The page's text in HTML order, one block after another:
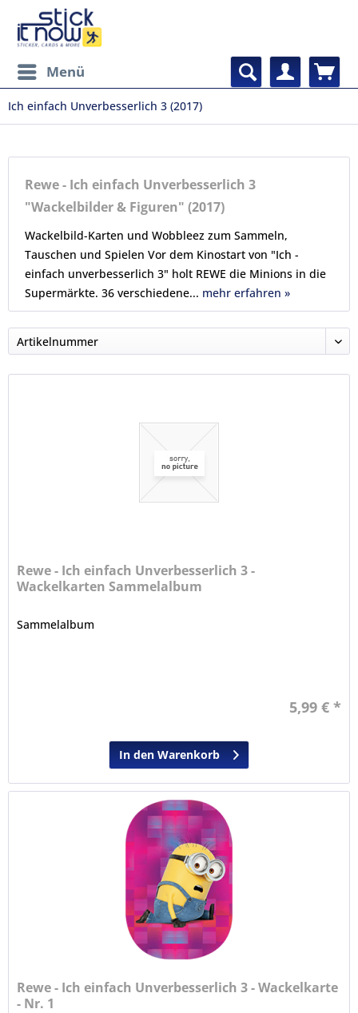
Menü
Ich einfach Unverbesserlich 3 (2017)
Rewe - Ich einfach Unverbesserlich 3
"Wackelbilder & Figuren" (2017)
Wackelbild-Karten und Wobbleez zum Sammeln,
Tauschen und Spielen Vor dem Kinostart von "Ich -
einfach unverbesserlich 3" holt REWE die Minions in die
Supermärkte. 36 verschiedene... mehr erfahren »
Rewe - Ich einfach Unverbesserlich 3 -
Wackelkarten Sammelalbum
Sammelalbum
5,99 € *
In den Warenkorb
Rewe - Ich einfach Unverbesserlich 3 - Wackelkarte
- Nr. 1